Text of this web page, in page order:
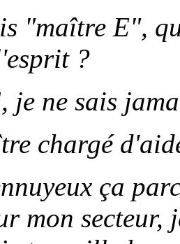
"maître E",
?
je ne sais
chargé
ça
mon secteur,